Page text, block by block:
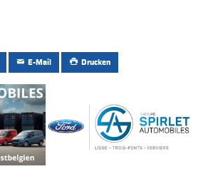
E-Mail Drucken